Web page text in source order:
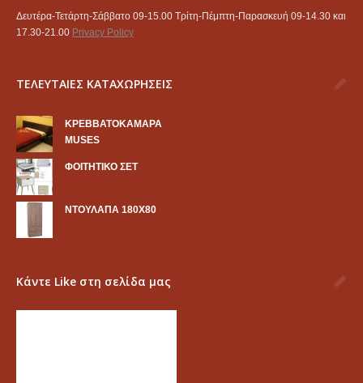
Δευτέρα-Τετάρτη-Σάββατο 09-15.00 Τρίτη-Πέμπτη-Παρασκευή 09-14.30 και
17.30-21.00 Privacy Policy
ΤΕΛΕΥΤΑΙΕΣ ΚΑΤΑΧΩΡΗΣΕΙΣ
KΡΕΒΒΑΤΟΚΑΜΑΡΑ
MUSES
ΦΟΙΤΗΤΙΚΟ ΣΕΤ
ΝΤΟΥΛΑΠΑ 180Χ80
Κάντε Like στη σελίδα μας